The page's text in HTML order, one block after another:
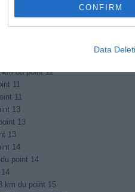
CONFIRM
Data
1
km du point 11
11
11
13
13
13
14
point 14
km du point 15